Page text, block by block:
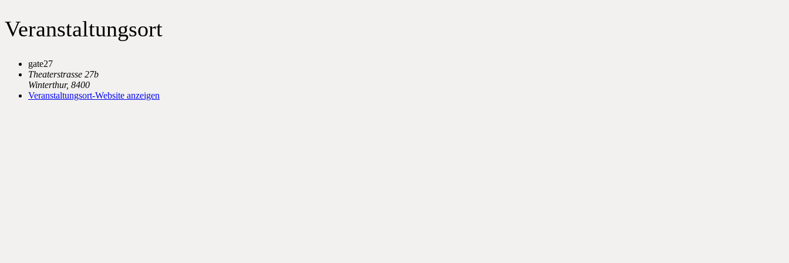
Veranstaltungsort
gate27
Theaterstrasse 27b
Winterthur, 8400
Veranstaltungsort-Website anzeigen